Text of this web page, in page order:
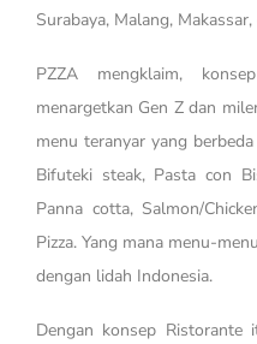
Surabaya, Malang,
PZZA mengklaim,
menargetkan Gen Z dan
menu teranyar yang
Bifuteki steak, Pasta con
Panna cotta, Salmon/
Pizza. Yang mana menu-
dengan lidah Indonesia.
Dengan konsep Ristorante